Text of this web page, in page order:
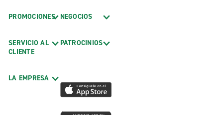
PROMOCIONES
SERVICIO AL
CLIENTE
LA EMPRESA
NEGOCIOS
PATROCINIOS